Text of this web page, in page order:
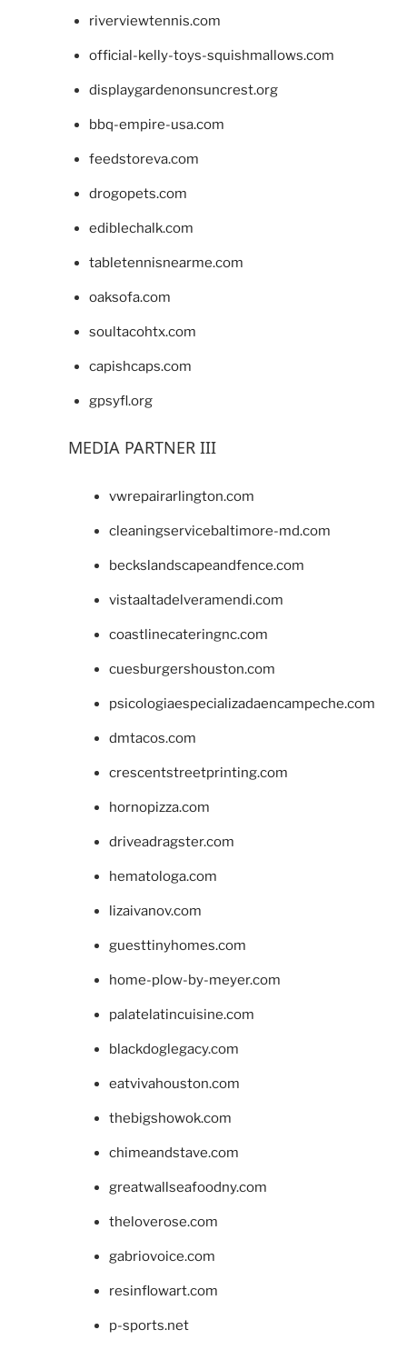
riverviewtennis.com
official-kelly-toys-squishmallows.com
displaygardenonsuncrest.org
bbq-empire-usa.com
feedstoreva.com
drogopets.com
ediblechalk.com
tabletennisnearme.com
oaksofa.com
soultacohtx.com
capishcaps.com
gpsyfl.org
MEDIA PARTNER III
vwrepairarlington.com
cleaningservicebaltimore-md.com
beckslandscapeandfence.com
vistaaltadelveramendi.com
coastlinecateringnc.com
cuesburgershouston.com
psicologiaespecializadaencampeche.com
dmtacos.com
crescentstreetprinting.com
hornopizza.com
driveadragster.com
hematologa.com
lizaivanov.com
guesttinyhomes.com
home-plow-by-meyer.com
palatelatincuisine.com
blackdoglegacy.com
eatvivahouston.com
thebigshowok.com
chimeandstave.com
greatwallseafoodny.com
theloverose.com
gabriovoice.com
resinflowart.com
p-sports.net